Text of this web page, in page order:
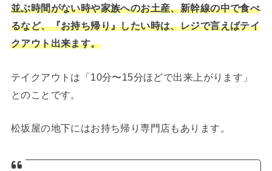
並ぶ時間がない時や家族へのお土産、新幹線の中で食べ
るなど、『お持ち帰り』したい時は、レジで言えばテイ
クアウト出来ます。
テイクアウトは「10分〜15分ほどで出来上がります」
とのことです。
松坂屋の地下にはお持ち帰り専門店もあります。